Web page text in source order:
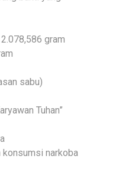
gram
sabu)
Tuhan”
narkoba